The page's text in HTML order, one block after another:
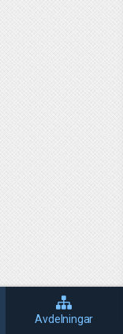
Avdelningar